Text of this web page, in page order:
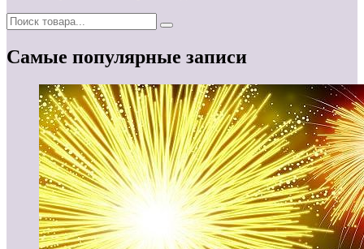
Самые популярные записи